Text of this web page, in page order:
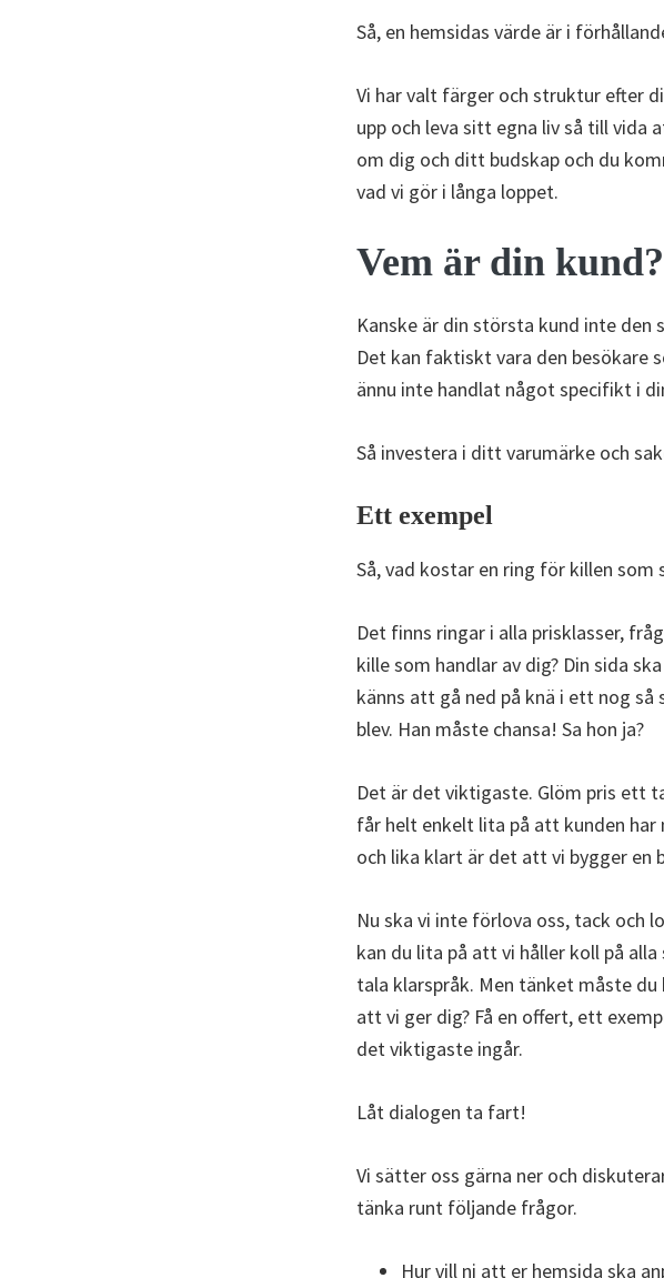
Så, en hemsidas värde är i
Vi har valt färger och struktur efter
upp och leva sitt egna liv så till vida
om dig och ditt budskap och du
vad vi gör i långa loppet.
Vem är din kund?
Kanske är din största kund inte den
Det kan faktiskt vara den besökare
ännu inte handlat något specifikt i
Så investera i ditt varumärke och
Ett exempel
Så, vad kostar en ring för killen som
Det finns ringar i alla prisklasser,
kille som handlar av dig? Din sida
känns att gå ned på knä i ett nog
blev. Han måste chansa! Sa hon ja?
Det är det viktigaste. Glöm pris ett
får helt enkelt lita på att kunden har
och lika klart är det att vi bygger en
Nu ska vi inte förlova oss, tack och
kan du lita på att vi håller koll på
tala klarspråk. Men tänket måste du
att vi ger dig? Få en offert, ett
det viktigaste ingår.
Låt dialogen ta fart!
Vi sätter oss gärna ner och
tänka runt följande frågor.
Hur vill ni att er hemsida ska